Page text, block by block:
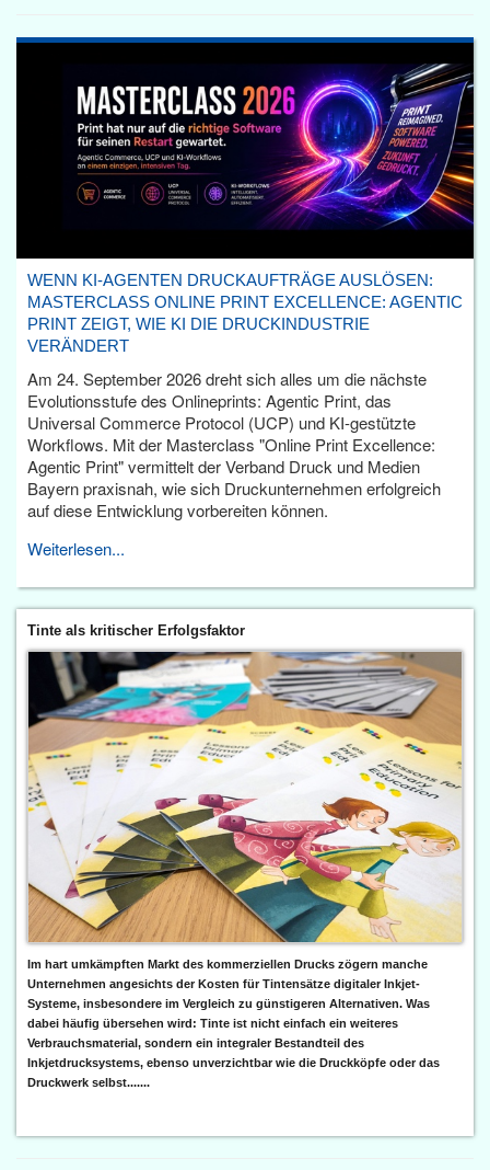
WENN KI-AGENTEN DRUCKAUFTRÄGE AUSLÖSEN:
MASTERCLASS ONLINE PRINT EXCELLENCE: AGENTIC
PRINT ZEIGT, WIE KI DIE DRUCKINDUSTRIE
VERÄNDERT
Am 24. September 2026 dreht sich alles um die nächste
Evolutionsstufe des Onlineprints: Agentic Print, das
Universal Commerce Protocol (UCP) und KI-gestützte
Workflows. Mit der Masterclass "Online Print Excellence:
Agentic Print" vermittelt der Verband Druck und Medien
Bayern praxisnah, wie sich Druckunternehmen erfolgreich
auf diese Entwicklung vorbereiten können.
Weiterlesen...
Tinte als kritischer Erfolgsfaktor
Im hart umkämpften Markt des kommerziellen Drucks zögern manche
Unternehmen angesichts der Kosten für Tintensätze digitaler Inkjet-
Systeme, insbesondere im Vergleich zu günstigeren Alternativen. Was
dabei häufig übersehen wird: Tinte ist nicht einfach ein weiteres
Verbrauchsmaterial, sondern ein integraler Bestandteil des
Inkjetdrucksystems, ebenso unverzichtbar wie die Druckköpfe oder das
Druckwerk selbst.......